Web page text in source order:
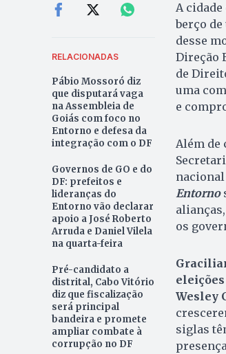
RELACIONADAS
Pábio Mossoró diz
que disputará vaga
na Assembleia de
Goiás com foco no
Entorno e defesa da
integração com o DF
Governos de GO e do
DF: prefeitos e
lideranças do
Entorno vão declarar
apoio a José Roberto
Arruda e Daniel Vilela
na quarta-feira
Pré-candidato a
distrital, Cabo Vitório
diz que fiscalização
será principal
bandeira e promete
ampliar combate à
corrupção no DF
A
berço
desse
Direção
de
uma
e
Além de
nacional
Entorno
os
eleições
Wesley
siglas